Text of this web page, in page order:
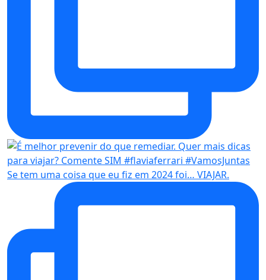
Se tem uma coisa que eu fiz em 2024 foi… VIAJAR.